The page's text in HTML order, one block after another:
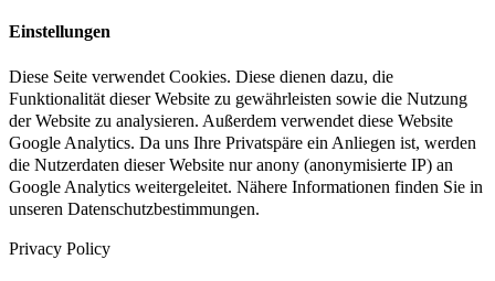
Einstellungen
Diese Seite verwendet Cookies. Diese dienen dazu, die
Funktionalität dieser Website zu gewährleisten sowie die Nutzung
der Website zu analysieren. Außerdem verwendet diese Website
Google Analytics. Da uns Ihre Privatspäre ein Anliegen ist, werden
die Nutzerdaten dieser Website nur anony (anonymisierte IP) an
Google Analytics weitergeleitet. Nähere Informationen finden Sie in
unseren Datenschutzbestimmungen.
Privacy Policy